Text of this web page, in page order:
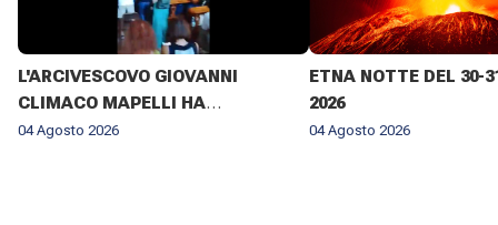
L'ARCIVESCOVO GIOVANNI
CLIMACO MAPELLI HA
PRESENZIATO AL FUNERALE DI
04 Agosto 2026
ETNA NOTTE DEL 30-
2026
04 Agosto 2026